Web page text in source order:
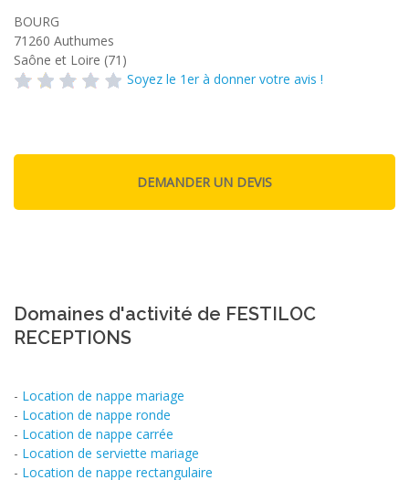
BOURG
71260 Authumes
Saône et Loire (71)
Soyez le 1er à donner votre avis !
Domaines d'activité de FESTILOC
RECEPTIONS
- Location de nappe mariage
- Location de nappe ronde
- Location de nappe carrée
- Location de serviette mariage
- Location de nappe rectangulaire